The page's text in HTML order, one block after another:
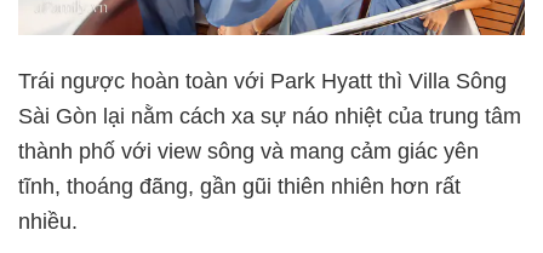
Trái ngược hoàn toàn với Park Hyatt thì Villa Sông
Sài Gòn lại nằm cách xa sự náo nhiệt của trung tâm
thành phố với view sông và mang cảm giác yên
tĩnh, thoáng đãng, gần gũi thiên nhiên hơn rất
nhiều.